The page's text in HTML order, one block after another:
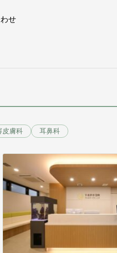
せ
皮膚科 耳鼻科